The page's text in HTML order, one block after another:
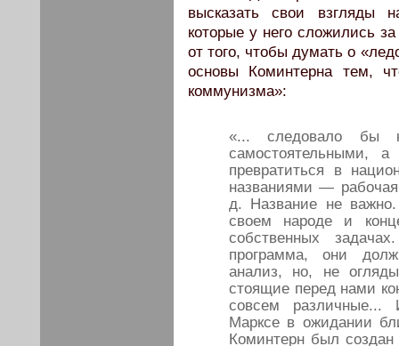
высказать свои взгляды
которые у него сложились
от того, чтобы думать о
основы Коминтерна тем,
коммунизма»:
«... следовало бы
самостоятельными,
превратиться в
названиями —
д. Название не
своем народе и
собственных
программа, они
анализ, но, не
стоящие перед нами
совсем различные...
Марксе в ожидании
Коминтерн был